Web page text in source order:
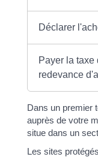
Déclarer
Payer la taxe
redevance
Dans un premier
auprès de votre
situe dans un
Les sites